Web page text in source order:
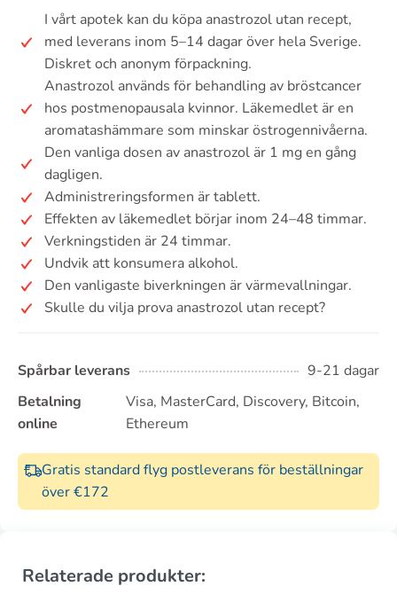
I vårt apotek kan du köpa anastrozol utan recept,
med leverans inom 5–14 dagar över hela Sverige.
Diskret och anonym förpackning.
Anastrozol används för behandling av bröstcancer
hos postmenopausala kvinnor. Läkemedlet är en
aromatashämmare som minskar östrogennivåerna.
Den vanliga dosen av anastrozol är 1 mg en gång
dagligen.
Administreringsformen är tablett.
Effekten av läkemedlet börjar inom 24–48 timmar.
Verkningstiden är 24 timmar.
Undvik att konsumera alkohol.
Den vanligaste biverkningen är värmevallningar.
Skulle du vilja prova anastrozol utan recept?
Spårbar leverans
9-21 dagar
Betalning
online
Visa, MasterCard, Discovery, Bitcoin,
Ethereum
Gratis standard flyg postleverans för beställningar
över €172
Relaterade produkter: